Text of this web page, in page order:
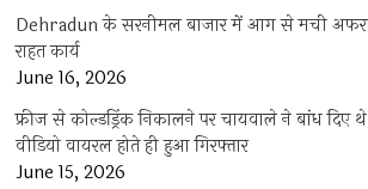
Dehradun के सरनीमल बाजार में आग से मची
राहत कार्य
June 16, 2026
फ्रीज से कोल्डड्रिंक निकालने पर चायवाले ने बांध दिए
वीडियो वायरल होते ही हुआ गिरफ्तार
June 15, 2026